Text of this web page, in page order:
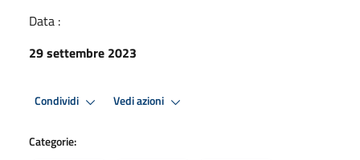
Data :
29 settembre 2023
Condividi Vedi azioni
Categorie: